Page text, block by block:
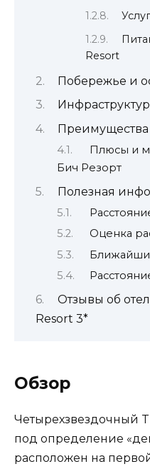
Resort
Побережье и
Преимущества
Плюсы и
Бич Резорт
Полезная
Оценка
Отзывы об
Resort 3*
Обзор
Четырехзвездочный
под определение
расположен на